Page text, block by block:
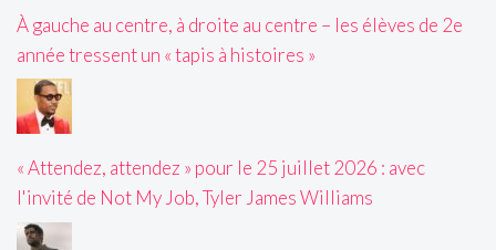
À gauche au centre, à droite au centre – les élèves de 2e
année tressent un « tapis à histoires »
« Attendez, attendez » pour le 25 juillet 2026 : avec
l'invité de Not My Job, Tyler James Williams